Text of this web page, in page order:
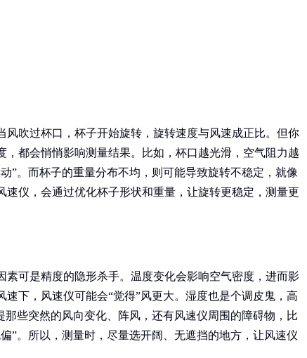
吹过杯口，杯子开始旋转，旋转速度与风速成正比。但你
都会悄悄影响测量结果。比如，杯口越光滑，空气阻力越
”。而杯子的重量分布不均，则可能导致旋转不稳定，就像
仪，会通过优化杯子形状和重量，让旋转更稳定，测量更
可是精度的隐形杀手。温度变化会影响空气密度，进而影
下，风速仪可能会“觉得”风更大。湿度也是个调皮鬼，高
些突然的风向变化、阵风，还有风速仪周围的障碍物，比
”。所以，测量时，尽量选开阔、无遮挡的地方，让风速仪